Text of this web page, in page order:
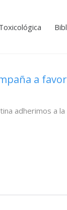
a
adherimos a